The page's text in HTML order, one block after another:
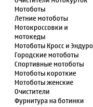
Мотоботы
Летние мотоботы
Мотокроссовки и
мотокеды
Мотоботы Кросс и Эндуро
Городские мотоботы
Спортивные мотоботы
Мотоботы короткие
Мотоботы женские
Очистители
Фурнитура на ботинки